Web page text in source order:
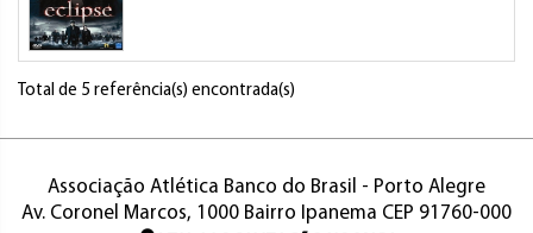
Total de 5 referência(s) encontrada(s)
Associação Atlética Banco do Brasil - Porto Alegre
Av. Coronel Marcos, 1000 Bairro Ipanema CEP 91760-000